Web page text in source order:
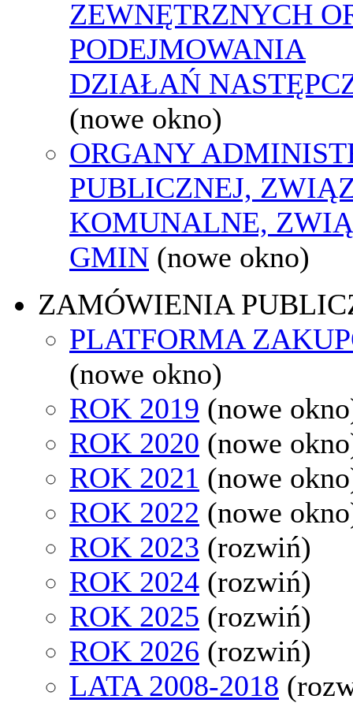
ZEWNĘTRZNYCH
PODEJMOWANIA
DZIAŁAŃ
(nowe okno)
ORGANY
PUBLICZNEJ,
KOMUNALNE,
GMIN (nowe okno)
ZAMÓWIENIA
PLATFORMA
(nowe okno)
ROK 2019 (nowe
ROK 2020 (nowe
ROK 2021 (nowe
ROK 2022 (nowe
ROK 2023 (rozwiń)
ROK 2024 (rozwiń)
ROK 2025 (rozwiń)
ROK 2026 (rozwiń)
LATA 2008-2018